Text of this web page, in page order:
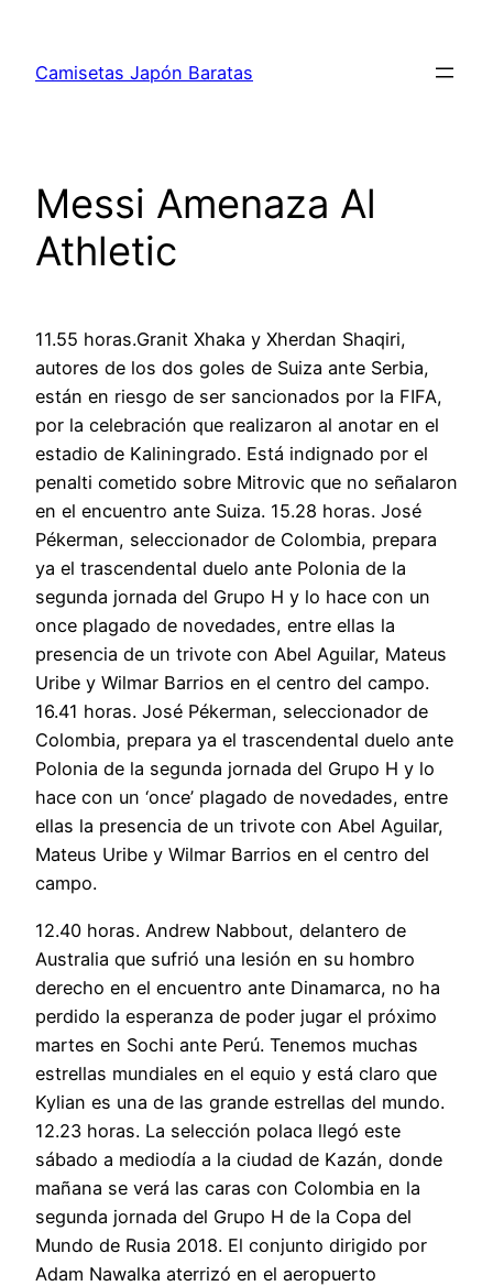
contenido
Camisetas Japón Baratas
Messi Amenaza Al
Athletic
11.55 horas.Granit Xhaka y Xherdan Shaqiri,
autores de los dos goles de Suiza ante Serbia,
están en riesgo de ser sancionados por la FIFA,
por la celebración que realizaron al anotar en el
estadio de Kaliningrado. Está indignado por el
penalti cometido sobre Mitrovic que no señalaron
en el encuentro ante Suiza. 15.28 horas. José
Pékerman, seleccionador de Colombia, prepara
ya el trascendental duelo ante Polonia de la
segunda jornada del Grupo H y lo hace con un
once plagado de novedades, entre ellas la
presencia de un trivote con Abel Aguilar, Mateus
Uribe y Wilmar Barrios en el centro del campo.
16.41 horas. José Pékerman, seleccionador de
Colombia, prepara ya el trascendental duelo ante
Polonia de la segunda jornada del Grupo H y lo
hace con un ‘once’ plagado de novedades, entre
ellas la presencia de un trivote con Abel Aguilar,
Mateus Uribe y Wilmar Barrios en el centro del
campo.
12.40 horas. Andrew Nabbout, delantero de
Australia que sufrió una lesión en su hombro
derecho en el encuentro ante Dinamarca, no ha
perdido la esperanza de poder jugar el próximo
martes en Sochi ante Perú. Tenemos muchas
estrellas mundiales en el equio y está claro que
Kylian es una de las grande estrellas del mundo.
12.23 horas. La selección polaca llegó este
sábado a mediodía a la ciudad de Kazán, donde
mañana se verá las caras con Colombia en la
segunda jornada del Grupo H de la Copa del
Mundo de Rusia 2018. El conjunto dirigido por
Adam Nawalka aterrizó en el aeropuerto